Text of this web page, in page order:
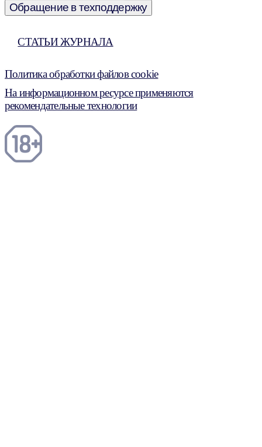
Обращение в техподдержку
СТАТЬИ ЖУРНАЛА
Политика обработки файлов cookie
На информационном ресурсе применяются
рекомендательные технологии